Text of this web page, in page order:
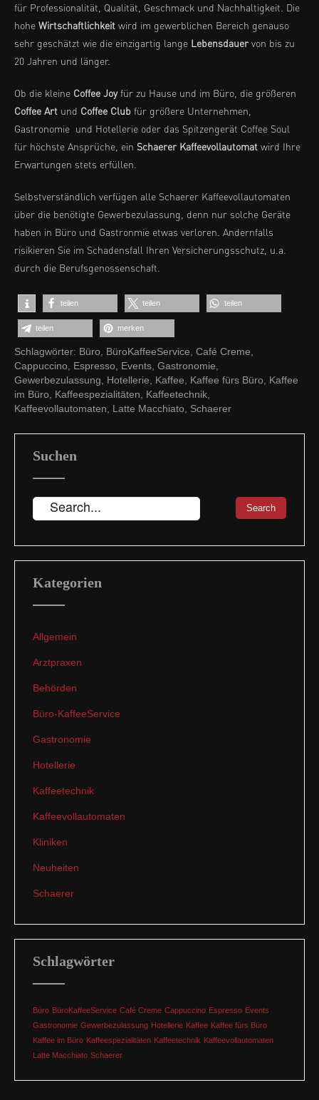
für Professionalität, Qualität, Geschmack und Nachhaltigkeit. Die
hohe Wirtschaftlichkeit wird im gewerblichen Bereich genauso
sehr geschätzt wie die einzigartig lange Lebensdauer von bis zu
20 Jahren und länger.
Ob die kleine Coffee Joyfür zu Hause und im Büro, die größeren
Coffee Art und Coffee Club für größere Unternehmen,
Gastronomie und Hotellerie oder das Spitzengerät Coffee Soul
für höchste Ansprüche, ein Schaerer Kaffeevollautomat wird Ihre
Erwartungen stets erfüllen.
Selbstverständlich verfügen alle Schaerer Kaffeevollautomaten
über die benötigte Gewerbezulassung, denn nur solche Geräte
haben in Büro und Gastronmie etwas verloren. Andernfalls
risikieren Sie im Schadensfall Ihren Versicherungsschutz, u.a.
durch die Berufsgenossenschaft.
teilen teilen teilen
teilen merken
Schlagwörter: Büro, BüroKaffeeService, Café Creme,
Cappuccino, Espresso, Events, Gastronomie,
Gewerbezulassung, Hotellerie, Kaffee, Kaffee fürs Büro, Kaffee
im Büro, Kaffeespezialitäten, Kaffeetechnik,
Kaffeevollautomaten, Latte Macchiato, Schaerer
Suchen
Kategorien
Allgemein
Arztpraxen
Behörden
Büro-KaffeeService
Gastronomie
Hotellerie
Kaffeetechnik
Kaffeevollautomaten
Kliniken
Neuheiten
Schaerer
Schlagwörter
Büro BüroKaffeeService Café Creme Cappuccino Espresso Events
Gastronomie Gewerbezulassung Hotellerie Kaffee Kaffee fürs Büro
Kaffee im Büro Kaffeespezialitäten Kaffeetechnik Kaffeevollautomaten
Latte Macchiato Schaerer